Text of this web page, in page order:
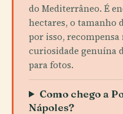
do Mediterrâneo. É
hectares, o tamanho
por isso, recompensa
curiosidade genuína
para fotos.
Como chego a
Nápoles?